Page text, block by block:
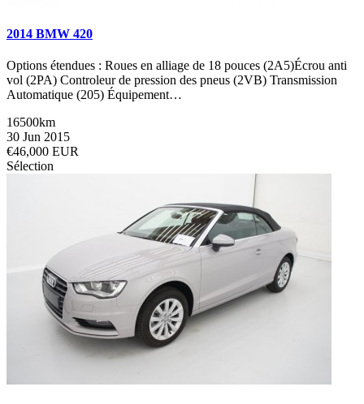
2014 BMW 420
Options étendues : Roues en alliage de 18 pouces (2A5)Écrou anti
vol (2PA) Controleur de pression des pneus (2VB) Transmission
Automatique (205) Équipement…
16500km
30 Jun 2015
€46,000 EUR
Sélection